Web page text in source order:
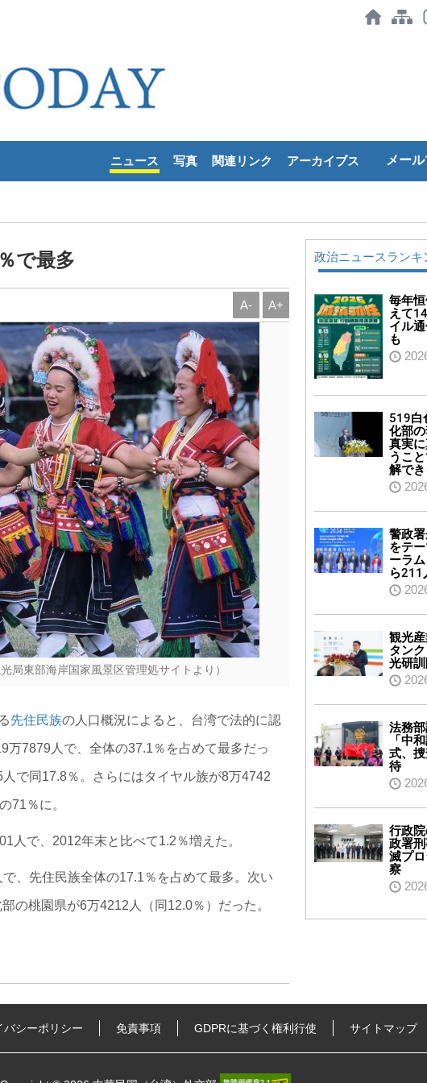
メー
ニュース 写真 関連リンク アーカイブス
で最多
A- A+
局東部海岸国家風景区管理処サイトより）
先住民族の人口概況によると、台湾で法的に認
7879人で、全体の37.1％を占めて最多だっ
で同17.8％。さらにはタイヤル族が8万4742
71％に。
人で、2012年末と比べて1.2％増えた。
、先住民族全体の17.1％を占めて最多。次い
の桃園県が6万4212人（同12.0％）だった。
政治ニュースランキ
毎年
えて
イル
も
519白
化部
真実
うこ
解でき
警政
をテ
ーラ
ら211
観光
タン
光研
法務
「中
式、
待
行政
政署
滅プ
察
バシーポリシー 免責事項 GDPRに基づく権利行使 サイトマップ